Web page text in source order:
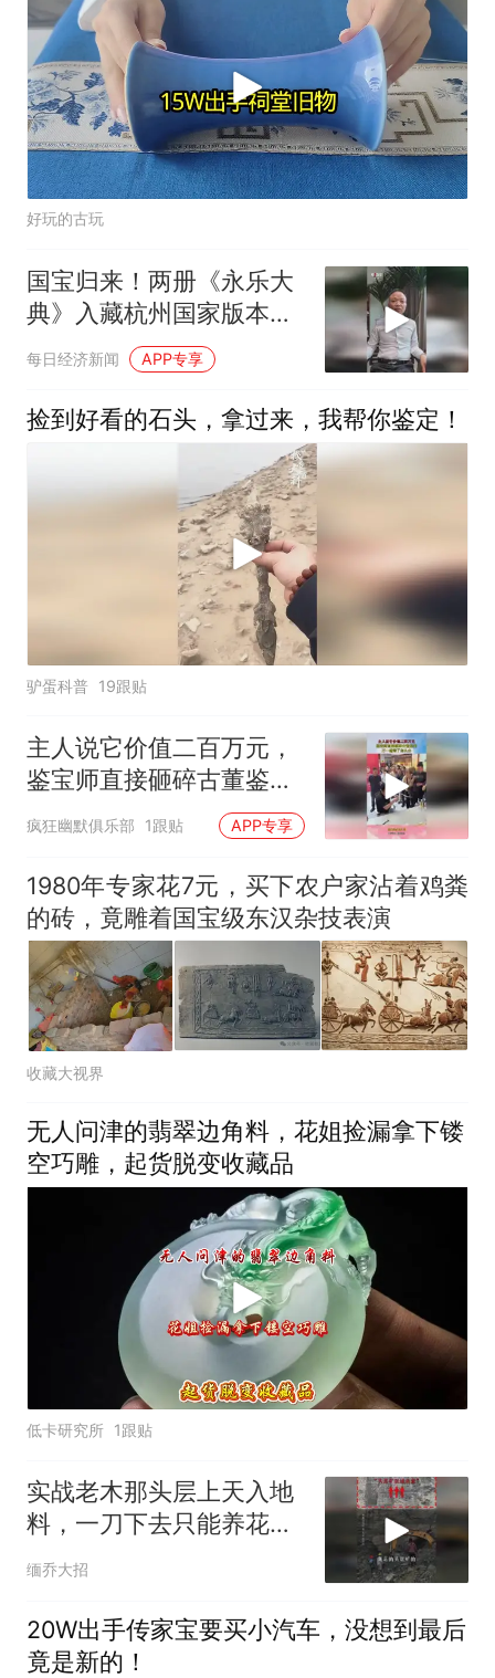
好玩的古玩
国宝归来！两册《永乐大
典》入藏杭州国家版本
馆，成“镇馆之宝”
每日经济新闻 APP专享
捡到好看的石头，拿过来，我帮你鉴定！
驴蛋科普 19跟贴
主人说它价值二百万元，
鉴宝师直接砸碎古董鉴
宝，万一砸错了怎么办！
疯狂幽默俱乐部 1跟贴 APP专享
1980年专家花7元，买下农户家沾着鸡粪
的砖，竟雕着国宝级东汉杂技表演
收藏大视界
无人问津的翡翠边角料，花姐捡漏拿下镂
空巧雕，起货脱变收藏品
低卡研究所 1跟贴
实战老木那头层上天入地
料，一刀下去只能养花
了！
缅乔大招
20W出手传家宝要买小汽车，没想到最后
竟是新的！